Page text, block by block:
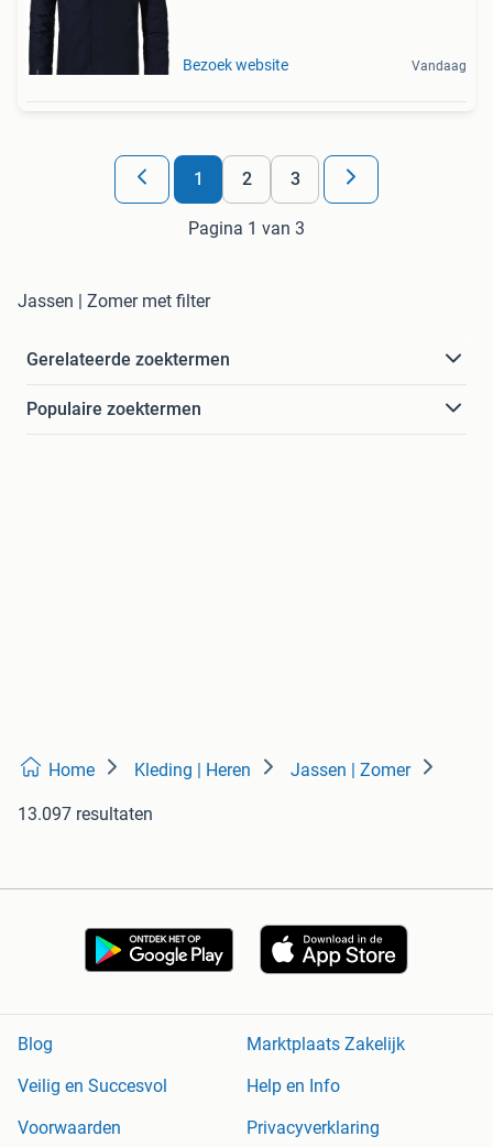
Bezoek website Vandaag
1 2 3
Pagina 1 van 3
Jassen | Zomer met filter
Gerelateerde zoektermen
Populaire zoektermen
Home Kleding | Heren Jassen | Zomer
13.097 resultaten
Blog
Marktplaats Zakelijk
Veilig en Succesvol
Help en Info
Voorwaarden
Privacyverklaring